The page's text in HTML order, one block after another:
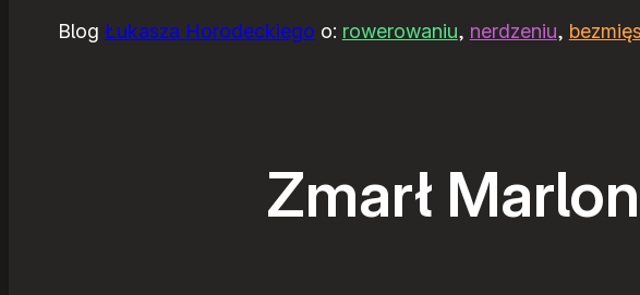
Blog Łukasza Horodeckiego o: rowerowaniu, nerdzeniu,
Zmarł